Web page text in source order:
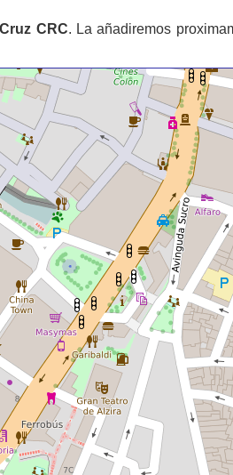
CRC. La añadiremos